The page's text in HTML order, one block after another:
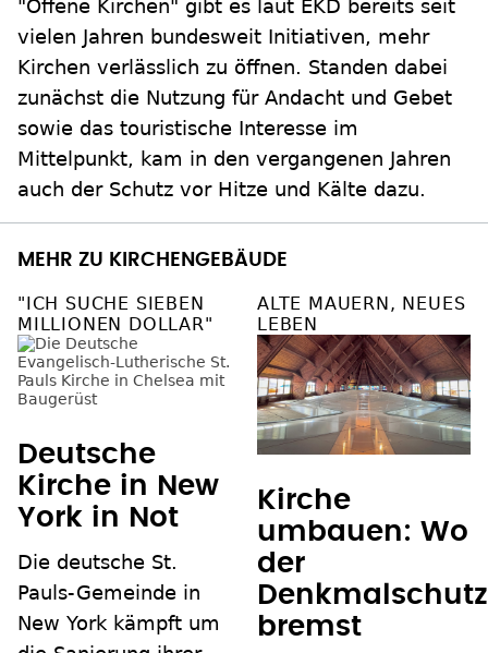
"Offene Kirchen" gibt es laut EKD bereits seit
vielen Jahren bundesweit Initiativen, mehr
Kirchen verlässlich zu öffnen. Standen dabei
zunächst die Nutzung für Andacht und Gebet
sowie das touristische Interesse im
Mittelpunkt, kam in den vergangenen Jahren
auch der Schutz vor Hitze und Kälte dazu.
MEHR ZU KIRCHENGEBÄUDE
"ICH SUCHE SIEBEN
MILLIONEN DOLLAR"
Deutsche
Kirche in New
York in Not
Die deutsche St.
Pauls-Gemeinde in
New York kämpft um
ALTE MAUERN, NEUES
LEBEN
Kirche
umbauen: Wo
der
Denkmalschutz
bremst